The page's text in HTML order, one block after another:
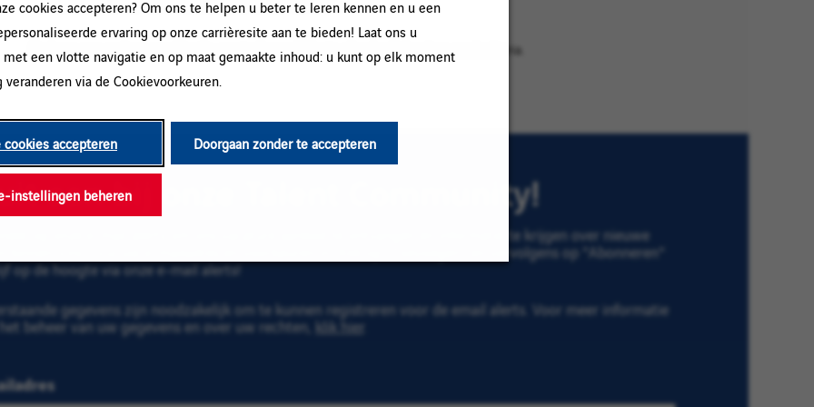
cookies accepteren? Om ons te helpen u beter te leren kennen en u een
ervaring op onze carrièresite aan te bieden! Laat ons u
een vlotte navigatie en op maat gemaakte inhoud: u kunt op elk moment
via de Cookievoorkeuren.
cookies accepteren Doorgaan zonder te accepteren
instellingen beheren
Probeer een andere combinatie van trefwoord/plaats of gebruik bredere zoekcriteria.
aan bij onze Talent Community!
op onze e-mail alerts om ons vacature aanbod te ontvangen en informatie te krijgen over nieuwe
binnen Vinci. Vul uw e-mailadres en voorkeuren in. Klik op "Toevoegen" en vervolgens op "Abonneren"
op de hoogte via onze e-mail alerts!
gegevens zijn noodzakelijk om te kunnen registreren voor de email alerts. Voor meer informatie
beheer van uw gegevens en over uw rechten, klik hier